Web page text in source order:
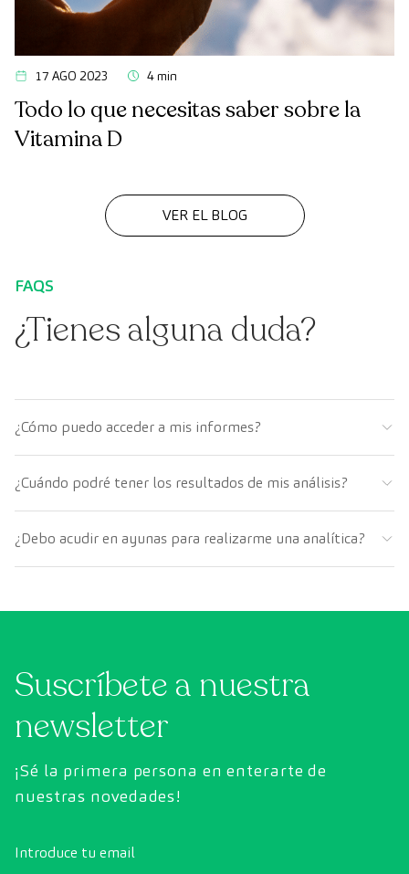
17 AGO 2023 4 min
Todo lo que necesitas saber sobre la
Vitamina D
VER EL BLOG
FAQS
¿Tienes alguna duda?
¿Cómo puedo acceder a mis informes?
¿Cuándo podré tener los resultados de mis análisis?
¿Debo acudir en ayunas para realizarme una analítica?
Suscríbete a nuestra
newsletter
¡Sé la primera persona en enterarte de
nuestras novedades!
Introduce tu email